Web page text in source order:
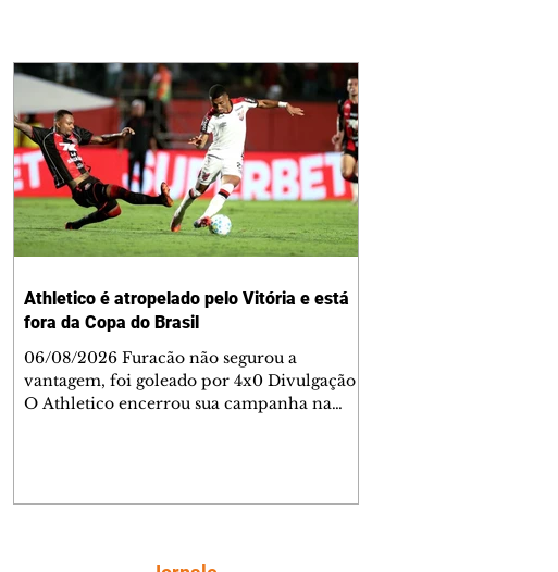
Athletico é atropelado pelo Vitória e está
fora da Copa do Brasil
06/08/2026 Furacão não segurou a
vantagem, foi goleado por 4x0 Divulgação
O Athletico encerrou sua campanha na
gols em cada tempo. Renê e Erick